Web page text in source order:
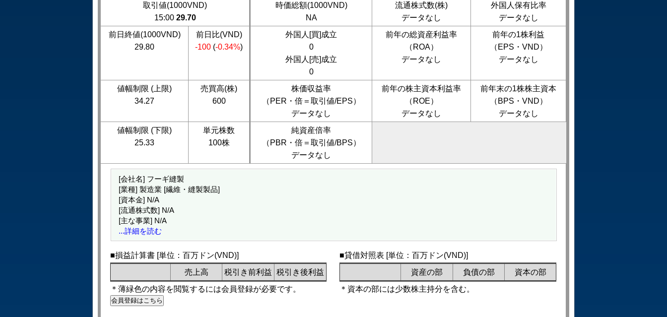
取引値(1000VND)
15:00 29.70
時価総額(1000VND)
NA
流通株式数(株)
データなし
外国人保有比率
データなし
前日終値(1000VND)
29.80
前日比(VND)
-100 (-0.34%)
外国人[買]成立
0
外国人[売]成立
0
前年の総資産利益率
（ROA）
データなし
前年の1株利益
（EPS・VND）
データなし
値幅制限 (上限)
34.27
売買高(株)
600
株価収益率
（PER・倍＝取引値/EPS）
データなし
前年の株主資本利益率
（ROE）
データなし
前年末の1株株主資本
（BPS・VND）
データなし
値幅制限 (下限)
25.33
単元株数
100株
純資産倍率
（PBR・倍＝取引値/BPS）
データなし
[会社名] フーギ縫製
[業種] 製造業 [繊維・縫製製品]
[資本金] N/A
[流通株式数] N/A
[主な事業] N/A
...詳細を読む
■損益計算書 [単位：百万ドン(VND)]
売上高
税引き前利益 税引き後利益
＊薄緑色の内容を閲覧するには会員登録が必要です。
■貸借対照表 [単位：百万ドン(VND)]
資産の部
負債の部
資本の部
＊資本の部には少数株主持分を含む。